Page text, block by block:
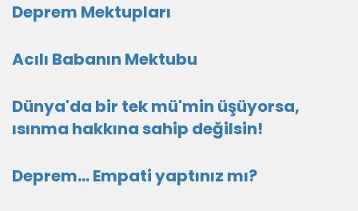
Deprem Mektupları
Acılı Babanın Mektubu
Dünya'da bir tek mü'min üşüyorsa,
ısınma hakkına sahip değilsin!
Deprem... Empati yaptınız mı?